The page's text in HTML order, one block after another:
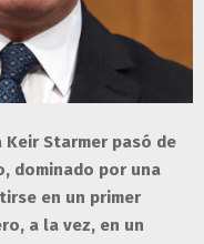
Starmer pasó de
dominado por una
en un primer
a la vez, en un